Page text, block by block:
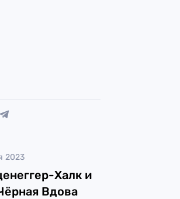
2023
Халк и
Вдова